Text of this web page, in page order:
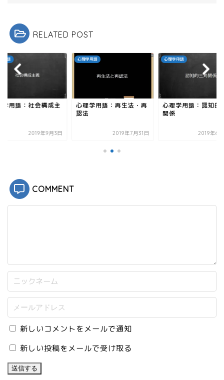
有
(
新
い
ド
き
ま
リ
ッ
し
し
い
ド
ウ
RELATED POST
用語
学用語：社会構成主
2019年9月3日
心理学用語
心理学用語：再生法・再
認法
2019年7月31日
心理学用語
心理学用語：認知的
関係
2019年6
COMMENT
新しいコメントをメールで通知
新しい投稿をメールで受け取る